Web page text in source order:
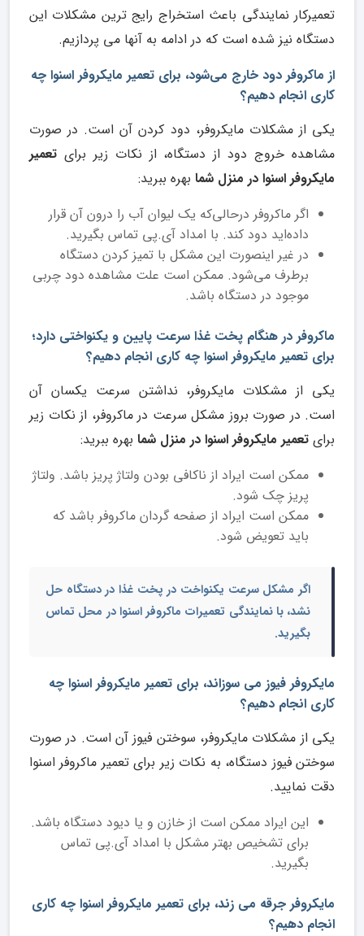
تعمیرکار نمایندگی باعث استخراج رایج ترین مشکلات این
دستگاه نیز شده است که در ادامه به آنها می پردازیم.
از ماکروفر دود خارج می‌شود، برای تعمیر مایکروفر اسنوا چه
کاری انجام دهیم؟
یکی از مشکلات مایکروفر، دود کردن آن است. در صورت
مشاهده خروج دود از دستگاه، از نکات زیر برای تعمیر
مایکروفر اسنوا در منزل شما بهره ببرید:
اگر ماکروفر در‌حالی‌که یک لیوان آب را درون آن قرار
داده‌اید دود کند. با امداد آی.پی تماس بگیرید.
در غیر اینصورت این مشکل با تمیز کردن دستگاه
برطرف می‌شود. ممکن است علت مشاهده دود چربی
موجود در دستگاه باشد.
ماکروفر در هنگام پخت غذا سرعت پایین و یکنواختی دارد؛
برای تعمیر مایکروفر اسنوا چه کاری انجام دهیم؟
یکی از مشکلات مایکروفر، نداشتن سرعت یکسان آن
است. در صورت بروز مشکل سرعت در ماکروفر، از نکات زیر
برای تعمیر مایکروفر اسنوا در منزل شما بهره ببرید:
ممکن است ایراد از ناکافی بودن ولتاژ پریز باشد. ولتاژ
پریز چک شود.
ممکن است ایراد از صفحه گردان ماکروفر باشد که
باید تعویض شود.
اگر مشکل سرعت یکنواخت در پخت غذا در دستگاه حل
نشد، بانمایندگی تعمیرات ماکروفر اسنوا در محل تماس
بگیرید.
مایکروفر فیوز می سوزاند، برای تعمیر مایکروفر اسنوا چه
کاری انجام دهیم؟
یکی از مشکلات مایکروفر، سوختن فیوز آن است. در صورت
سوختن فیوز دستگاه، به نکات زیر برای تعمیر ماکروفر اسنوا
دقت نمایید.
این ایراد ممکن است از خازن و یا دیود دستگاه باشد.
برای تشخیص بهتر مشکل با امداد آی.پی تماس
بگیرید.
مایکروفر جرقه می زند، برای تعمیر مایکروفر اسنوا چه کاری
انجام دهیم؟